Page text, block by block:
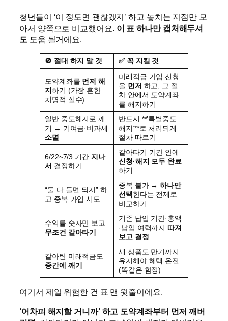
청년들이 ‘이 정도면 괜찮겠지’ 하고 놓치는 지점만 모
아서 양쪽으로 비교했어요. 이 표 하나만 캡처해두셔
도 도움 될거에요.
🚫 절대 하지 말 것 ✅ 꼭 지킬 것
도약계좌를 먼저 해
지 하기 (가장 흔한
치명적 실수)
미래적금 가입 신청
을 먼저 하고, 그 절
차 안에서 도약계좌
를 해지하기
일반 중도해지로 깨
기 → 기여금·비과세
소멸
반드시 **’특별중도
해지’**로 처리되게
절차 따르기
6/22~7/3 기간 지나
서 결정하기
갈아타기 기간 안에
신청·해지 모두 완료
하기
“둘 다 들면 되지” 하
고 중복 가입 시도
중복 불가 →하나만
선택한다는 전제로
비교하기
수익률 숫자만 보고
무조건 갈아타기
기존 납입 기간·총액
·납입 여력까지 따져
보고 결정
갈아탄 미래적금도
중간에 깨기
새 상품도 만기까지
유지해야 혜택 온전
(똑같은 함정)
여기서 제일 위험한 건 표 맨 윗줄이에요.
‘어차피 해지할 거니까’ 하고 도약계좌부터 먼저 깨버